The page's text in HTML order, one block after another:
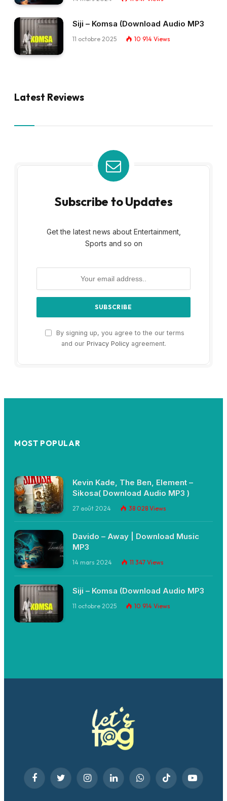
Siji – Komsa (Download Audio MP3
11 octobre 2025 10 914 Views
Latest Reviews
Subscribe to Updates
Get the latest news about Entertainment,
Sports and so on
By signing up, you agree to the our terms
and our Privacy Policyagreement.
MOST POPULAR
Kevin Kade, The Ben, Element –
Sikosa( Download Audio MP3 )
27 août 2024 38 028 Views
Davido – Away | Download Music
MP3
14 mars 2024 11 347 Views
Siji – Komsa (Download Audio MP3
11 octobre 2025 10 914 Views
FacebookTwitter InstagramLinkedInWhatsAppTikTok YouTube